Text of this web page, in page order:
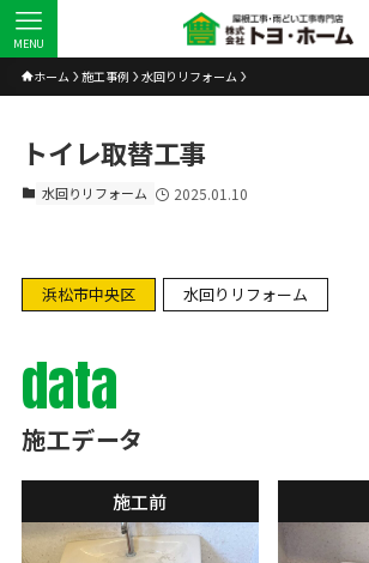
MENU
ホーム 施工事例 水回りリフォーム
トイレ取替工事
水回りリフォーム 2025.01.10
浜松市中央区 水回りリフォーム
data
施工データ
施工前